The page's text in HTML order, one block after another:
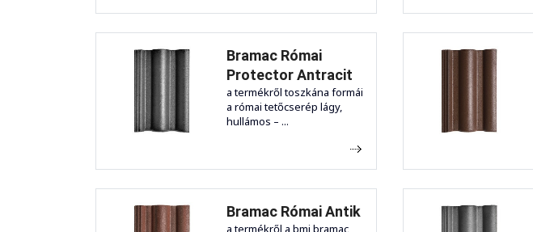
Bramac Római
Protector Antracit
a termékről toszkána formái
a római tetőcserép lágy,
hullámos – ...
Bramac Római Antik
a termékről a bmi bramac